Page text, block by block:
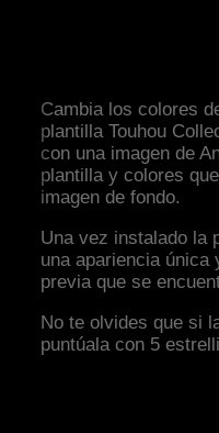
Cambia los colores
plantilla Touhou
con una imagen de
plantilla y colores
imagen de fondo.
Una vez instalado la
una apariencia
previa que se
No te olvides que si
puntúala con 5